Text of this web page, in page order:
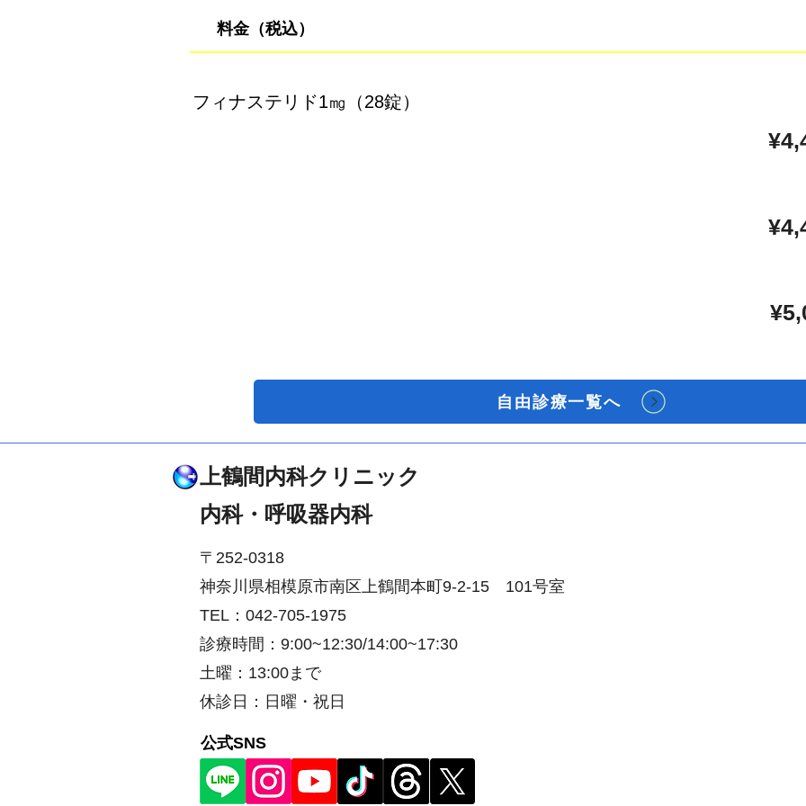
料金（税込）
​フィナステリド1㎎（28錠）
自由診療一覧へ
上鶴間内科クリニック
​内科・呼吸器内科
〒252-0318
神奈川県相模原市南区上鶴間本町9-2-15 101号室
TEL：042-705-1975
診療時間：9:00~12:30/14:00~17:30
土曜：13:00まで
休診日：日曜・祝日
​公式SNS